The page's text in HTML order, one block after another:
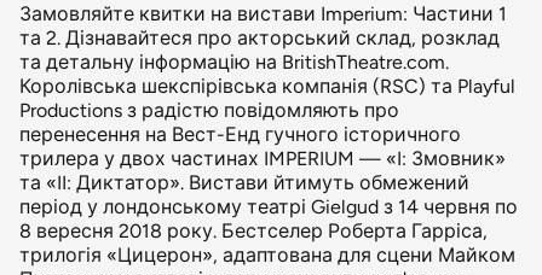
Замовляйте квитки на вистави Imperium: Частини 1
та 2. Дізнавайтеся про акторський склад, розклад
та детальну інформацію на BritishTheatre.com.
Королівська шекспірівська компанія (RSC) та Playful
Productions з радістю повідомляють про
перенесення на Вест-Енд гучного історичного
трилера у двох частинах IMPERIUM — «I: Змовник»
та «II: Диктатор». Вистави йтимуть обмежений
період у лондонському театрі Gielgud з 14 червня по
8 вересня 2018 року. Бестселер Роберта Гарріса,
трилогія «Цицерон», адаптована для сцени Майком